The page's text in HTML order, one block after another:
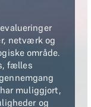
netværk og
område.
fælles
muliggjort,
og